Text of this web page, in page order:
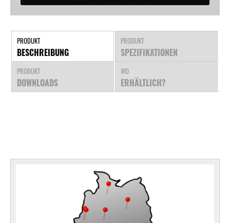
PRODUKT
BESCHREIBUNG
PRODUKT
SPEZIFIKATIONEN
PRODUKT
DOWNLOADS
WO
ERHÄLTLICH?